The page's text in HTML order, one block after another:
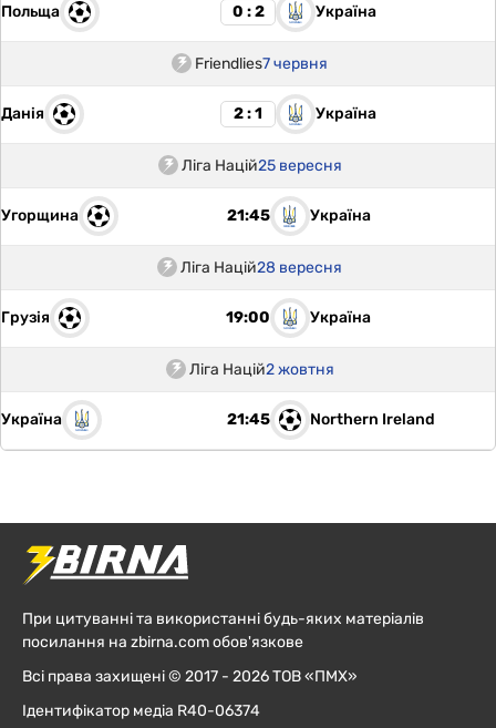
Польща 0 : 2 Україна
Friendlies7 червня
Данія 2 : 1 Україна
Ліга Націй25 вересня
Угорщина 21:45 Україна
Ліга Націй28 вересня
Грузія 19:00 Україна
Ліга Націй2 жовтня
Україна 21:45 Northern Ireland
При цитуванні та використанні будь-яких матеріалів
посилання на zbirna.com обов'язкове
Всі права захищені © 2017 - 2026 ТОВ «ПМХ»
Ідентифікатор медіа R40-06374